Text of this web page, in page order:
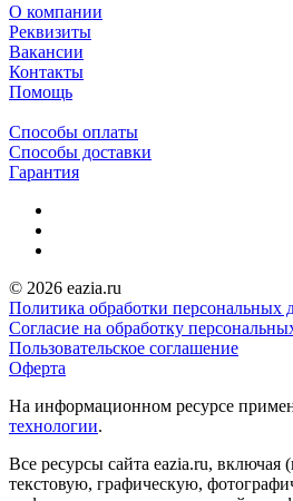
О компании
Реквизиты
Вакансии
Контакты
Помощь
Способы оплаты
Способы доставки
Гарантия
© 2026 eazia.ru
Политика обработки персональных
Согласие на обработку
Пользовательское соглашение
Оферта
На информационном ресурсе
технологии.
Все ресурсы сайта eazia.ru, включая
текстовую, графическую,